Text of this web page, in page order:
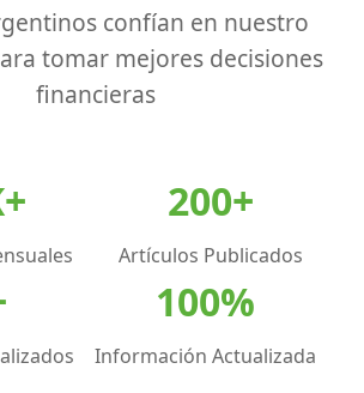
confían en nuestro
tomar mejores decisiones
financieras
200+
Artículos Publicados
100%
Información Actualizada